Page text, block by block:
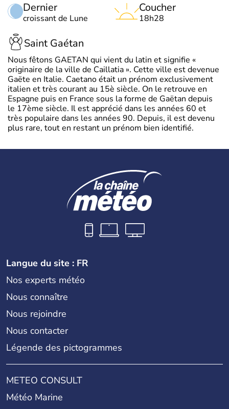
Dernier
croissant de Lune
Coucher
18h28
Saint Gaétan
Nous fêtons GAETAN qui vient du latin et signifie «
originaire de la ville de Caillatia ». Cette ville est devenue
Gaëte en Italie. Caetano était un prénom exclusivement
italien et très courant au 15è siècle. On le retrouve en
Espagne puis en France sous la forme de Gaëtan depuis
le 17ème siècle. Il est apprécié dans les années 60 et
très populaire dans les années 90. Depuis, il est devenu
plus rare, tout en restant un prénom bien identifié.
Langue du site : FR
Nos experts météo
Nous connaître
Nous rejoindre
Nous contacter
Légende des pictogrammes
METEO CONSULT
Météo Marine